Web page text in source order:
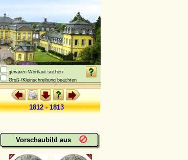
genauen Wortlaut suchen
Groß-/Kleinschreibung beachten
1812 - 1813
Vorschaubild aus